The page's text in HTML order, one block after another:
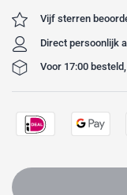
Vijf sterren
Direct persoonlijk
Voor 17:00